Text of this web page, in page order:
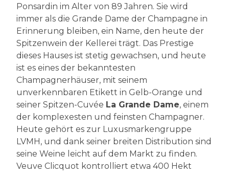
Ponsardin im Alter von 89 Jahren. Sie wird
immer als die Grande Dame der Champagne in
Erinnerung bleiben, ein Name, den heute der
Spitzenwein der Kellerei trägt. Das Prestige
dieses Hauses ist stetig gewachsen, und heute
ist es eines der bekanntesten
Champagnerhäuser, mit seinem
unverkennbaren Etikett in Gelb-Orange und
seiner Spitzen-Cuvée La Grande Dame, einem
der komplexesten und feinsten Champagner.
Heute gehört es zur Luxusmarkengruppe
LVMH, und dank seiner breiten Distribution sind
seine Weine leicht auf dem Markt zu finden.
Veuve Clicquot kontrolliert etwa 400 Hekt